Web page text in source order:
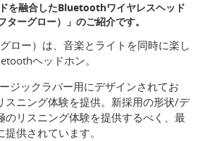
を融合したBluetoothワイヤレスヘッド
ーグロー）」のご紹介です。
ロー）は、音楽とライトを同時に楽し
ヘッドホン。
ジックラバー用にデザインされてお
スニング体験を提供。新採用の形状/デ
のリスニング体験を提供するべく、最
供されています。